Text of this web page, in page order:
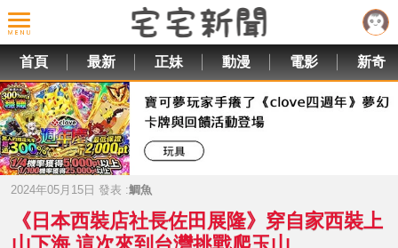
首頁 最新 正妹 動漫 電影 新奇
2024年05月15日 發表 :鯛魚
《日本西裝店社長佐田展隆》穿自家西裝上